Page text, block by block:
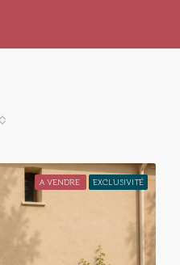
A VENDRE EXCLUSIVITÉ